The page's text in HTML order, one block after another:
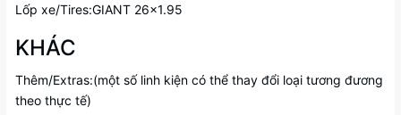
Lốp xe/Tires:GIANT 26x1.95
KHÁC
Thêm/Extras:(một số linh kiện có thể thay đổi loại tương đương
theo thực tế)